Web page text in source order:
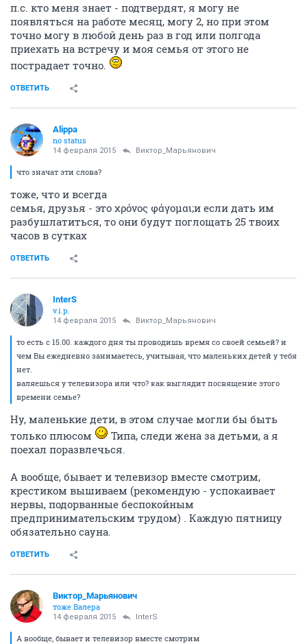
п.с. кто меня знает - подтвердят, я могу не
появляться на работе месяц, могу 2, но при этом
точно могу в любой день раз в год или полгода
приехать на встречу и моя семья от этого не
пострадает точно.
ОТВЕТИТЬ
Alippa
no status
14 февраля 2015 Виктор_Марьянович
что значат эти слова?
тоже, что и всегда
семья, друзья - это χρόνος φάγομαι;и если дать им
разбушлатиться, то они будут поглощать 25 твоих
часов в сутках
ОТВЕТИТЬ
InterS
v.i.p.
14 февраля 2015 Виктор_Марьянович
то есть с 15.00. каждого дня ты проводишь время со своей семьей? и
чем Вы ежедневно занимаетесь, учитывая, что маленьких детей у тебя
нет.
валяешься у телевизора или что? как выглядит посвящение этого
времени семье?
Ну, маленькие дети, в этом случае могли бы быть
только плюсом
Типа, следи жена за детьми, а я
поехал поразвлечься.
А вообще, бывает и телевизор вместе смотрим,
крестиком вышиваем (рекомендую - успокаивает
нервы, подорванные беспокойным
предпринимательским трудом) . Каждую пятницу
обязательно сауна.
ОТВЕТИТЬ
Виктор_Марьянович
тоже Валера
14 февраля 2015 InterS
А вообще, бывает и телевизор вместе смотрим